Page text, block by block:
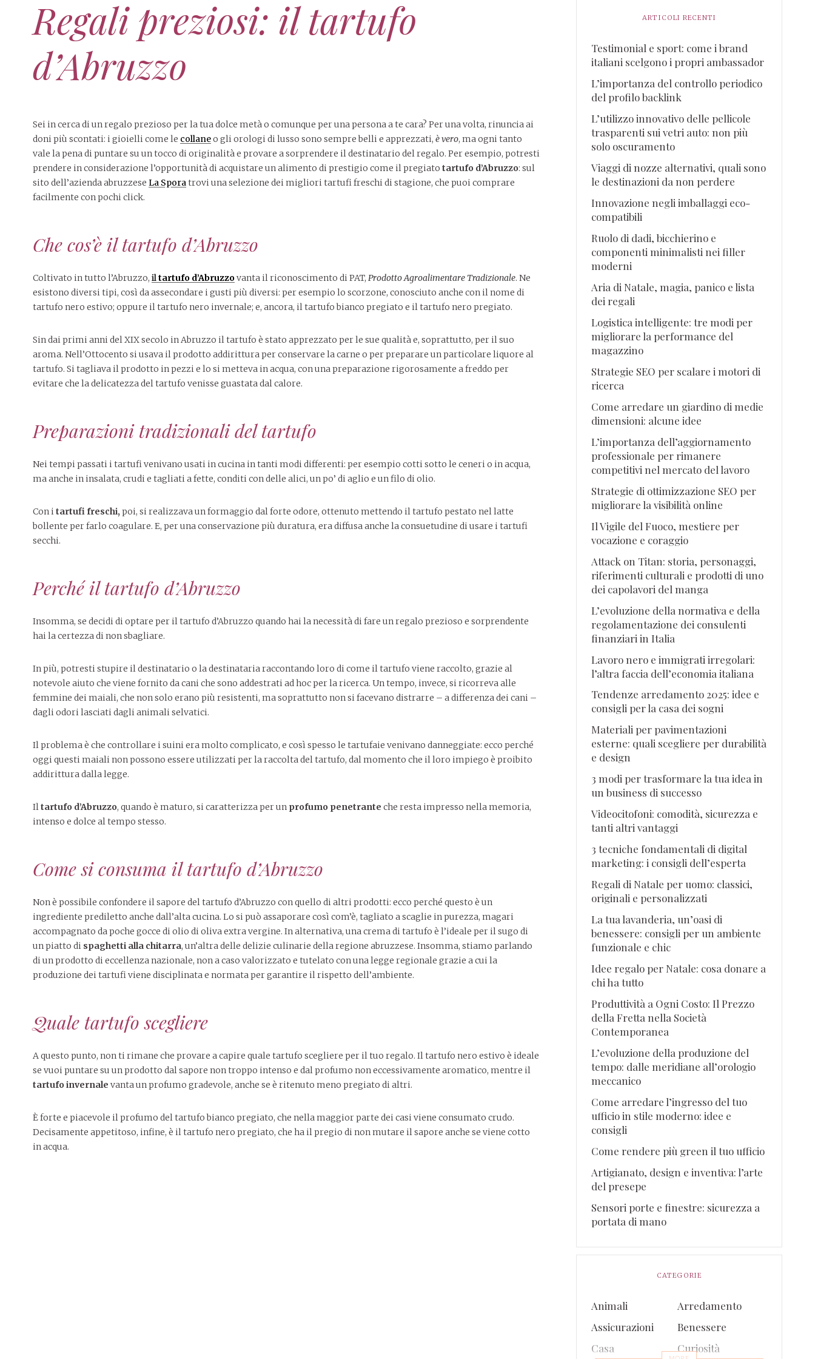
Regali preziosi: il tartufo
d’Abruzzo
Sei in cerca di un regalo prezioso per la tua dolce metà o comunque per una persona a te cara? Per una volta, rinuncia ai
doni più scontati: i gioielli come le collaneo gli orologi di lusso sono sempre belli e apprezzati, è vero, ma ogni tanto
vale la pena di puntare su un tocco di originalità e provare a sorprendere il destinatario del regalo. Per esempio, potresti
prendere in considerazione l’opportunità di acquistare un alimento di prestigio come il pregiato tartufo d’Abruzzo: sul
sito dell’azienda abruzzese La Sporatrovi una selezione dei migliori tartufi freschi di stagione, che puoi comprare
facilmente con pochi click.
Che cos’è il tartufo d’Abruzzo
Coltivato in tutto l’Abruzzo, iltartufo d’Abruzzovanta il riconoscimento di PAT, Prodotto Agroalimentare Tradizionale. Ne
esistono diversi tipi, così da assecondare i gusti più diversi: per esempio lo scorzone, conosciuto anche con il nome di
tartufo nero estivo; oppure il tartufo nero invernale; e, ancora, il tartufo bianco pregiato e il tartufo nero pregiato.
Sin dai primi anni del XIX secolo in Abruzzo il tartufo è stato apprezzato per le sue qualità e, soprattutto, per il suo
aroma. Nell’Ottocento si usava il prodotto addirittura per conservare la carne o per preparare un particolare liquore al
tartufo. Si tagliava il prodotto in pezzi e lo si metteva in acqua, con una preparazione rigorosamente a freddo per
evitare che la delicatezza del tartufo venisse guastata dal calore.
Preparazioni tradizionali del tartufo
Nei tempi passati i tartufi venivano usati in cucina in tanti modi differenti: per esempio cotti sotto le ceneri o in acqua,
ma anche in insalata, crudi e tagliati a fette, conditi con delle alici, un po’ di aglio e un filo di olio.
Con itartufi freschi, poi, si realizzava un formaggio dal forte odore, ottenuto mettendo il tartufo pestato nel latte
bollente per farlo coagulare. E, per una conservazione più duratura, era diffusa anche la consuetudine di usare i tartufi
secchi.
Perché il tartufo d’Abruzzo
Insomma, se decidi di optare per il tartufo d’Abruzzo quando hai la necessità di fare un regalo prezioso e sorprendente
hai la certezza di non sbagliare.
In più, potresti stupire il destinatario o la destinataria raccontando loro di come il tartufo viene raccolto, grazie al
notevole aiuto che viene fornito da cani che sono addestrati ad hoc per la ricerca. Un tempo, invece, si ricorreva alle
femmine dei maiali, che non solo erano più resistenti, ma soprattutto non si facevano distrarre – a differenza dei cani –
dagli odori lasciati dagli animali selvatici.
Il problema è che controllare i suini era molto complicato, e così spesso le tartufaie venivano danneggiate: ecco perché
oggi questi maiali non possono essere utilizzati per la raccolta del tartufo, dal momento che il loro impiego è proibito
addirittura dalla legge.
Iltartufo d’Abruzzo, quando è maturo, si caratterizza per un profumo penetrante che resta impresso nella memoria,
intenso e dolce al tempo stesso.
Come si consuma il tartufo d’Abruzzo
Non è possibile confondere il sapore del tartufo d’Abruzzo con quello di altri prodotti: ecco perché questo è un
ingrediente prediletto anche dall’alta cucina. Lo si può assaporare così com’è, tagliato a scaglie in purezza, magari
accompagnato da poche gocce di olio di oliva extra vergine. In alternativa, una crema di tartufo è l’ideale per il sugo di
un piatto di spaghetti alla chitarra, un’altra delle delizie culinarie della regione abruzzese. Insomma, stiamo parlando
di un prodotto di eccellenza nazionale, non a caso valorizzato e tutelato con una legge regionale grazie a cui la
produzione dei tartufi viene disciplinata e normata per garantire il rispetto dell’ambiente.
Quale tartufo scegliere
A questo punto, non ti rimane che provare a capire quale tartufo scegliere per il tuo regalo. Il tartufo nero estivo è ideale
se vuoi puntare su un prodotto dal sapore non troppo intenso e dal profumo non eccessivamente aromatico, mentre il
tartufo invernale vanta un profumo gradevole, anche se è ritenuto meno pregiato di altri.
È forte e piacevole il profumo del tartufo bianco pregiato, che nella maggior parte dei casi viene consumato crudo.
Decisamente appetitoso, infine, è il tartufo nero pregiato, che ha il pregio di non mutare il sapore anche se viene cotto
in acqua.
ARTICOLI RECENTI
Testimonial e sport: come i brand
italiani scelgono i propri ambassador
L’importanza del controllo periodico
del profilo backlink
L’utilizzo innovativo delle pellicole
trasparenti sui vetri auto: non più
solo oscuramento
Viaggi di nozze alternativi, quali sono
le destinazioni da non perdere
Innovazione negli imballaggi eco-
compatibili
Ruolo di dadi, bicchierino e
componenti minimalisti nei filler
moderni
Aria di Natale, magia, panico e lista
dei regali
Logistica intelligente: tre modi per
migliorare la performance del
magazzino
Strategie SEO per scalare i motori di
ricerca
Come arredare un giardino di medie
dimensioni: alcune idee
L’importanza dell’aggiornamento
professionale per rimanere
competitivi nel mercato del lavoro
Strategie di ottimizzazione SEO per
migliorare la visibilità online
Il Vigile del Fuoco, mestiere per
vocazione e coraggio
Attack on Titan: storia, personaggi,
riferimenti culturali e prodotti di uno
dei capolavori del manga
L’evoluzione della normativa e della
regolamentazione dei consulenti
finanziari in Italia
Lavoro nero e immigrati irregolari:
l’altra faccia dell’economia italiana
Tendenze arredamento 2025: idee e
consigli per la casa dei sogni
Materiali per pavimentazioni
esterne: quali scegliere per durabilità
e design
3 modi per trasformare la tua idea in
un business di successo
Videocitofoni: comodità, sicurezza e
tanti altri vantaggi
3 tecniche fondamentali di digital
marketing: i consigli dell’esperta
Regali di Natale per uomo: classici,
originali e personalizzati
La tua lavanderia, un’oasi di
benessere: consigli per un ambiente
funzionale e chic
Idee regalo per Natale: cosa donare a
chi ha tutto
Produttività a Ogni Costo: Il Prezzo
della Fretta nella Società
Contemporanea
L’evoluzione della produzione del
tempo: dalle meridiane all’orologio
meccanico
Come arredare l’ingresso del tuo
ufficio in stile moderno: idee e
consigli
Come rendere più green il tuo ufficio
Artigianato, design e inventiva: l’arte
del presepe
Sensori porte e finestre: sicurezza a
portata di mano
CATEGORIE
Animali
Arredamento
Assicurazioni
Benessere
Casa
Curiosità